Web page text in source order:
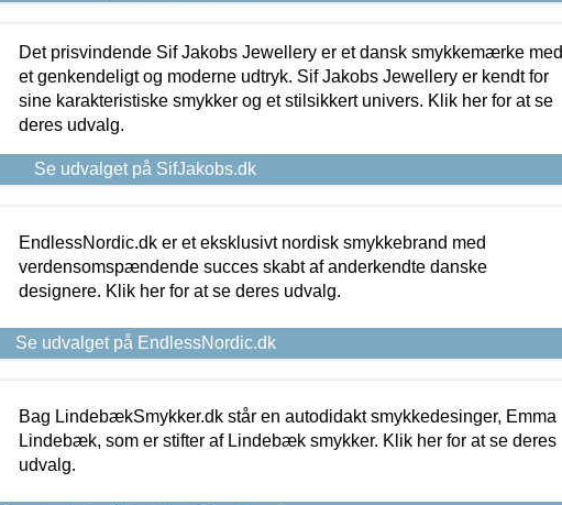
Det prisvindende Sif Jakobs Jewellery er et dansk smykkemærke med
et genkendeligt og moderne udtryk. Sif Jakobs Jewellery er kendt for
sine karakteristiske smykker og et stilsikkert univers. Klik her for at se
deres udvalg.
Se udvalget på SifJakobs.dk
EndlessNordic.dk er et eksklusivt nordisk smykkebrand med
verdensomspændende succes skabt af anderkendte danske
designere. Klik her for at se deres udvalg.
Se udvalget på EndlessNordic.dk
Bag LindebækSmykker.dk står en autodidakt smykkedesinger, Emma
Lindebæk, som er stifter af Lindebæk smykker. Klik her for at se deres
udvalg.